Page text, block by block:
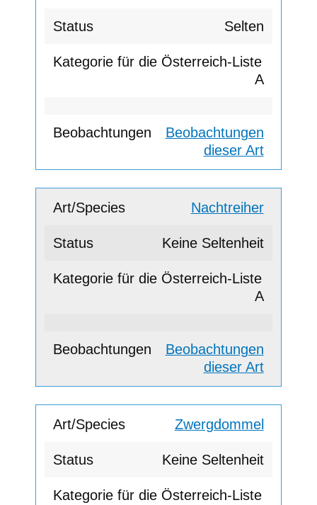
Selten
A
Beobachtungen
dieser Art
Nachtreiher
Keine Seltenheit
A
Beobachtungen
dieser Art
Zwergdommel
Keine Seltenheit